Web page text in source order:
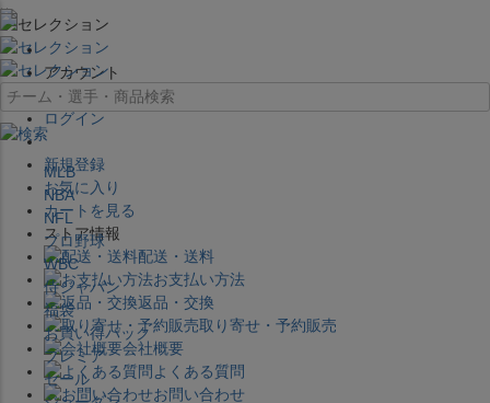
×
アカウント
ログイン
新規登録
お気に入り
カートを見る
ストア情報
配送・送料
お支払い方法
返品・交換
取り寄せ・予約販売
会社概要
よくある質問
お問い合わせ
MLB
NBA
NFL
プロ野球
WBC
侍ジャパン
福袋
お買い得パック
プレミア
セール